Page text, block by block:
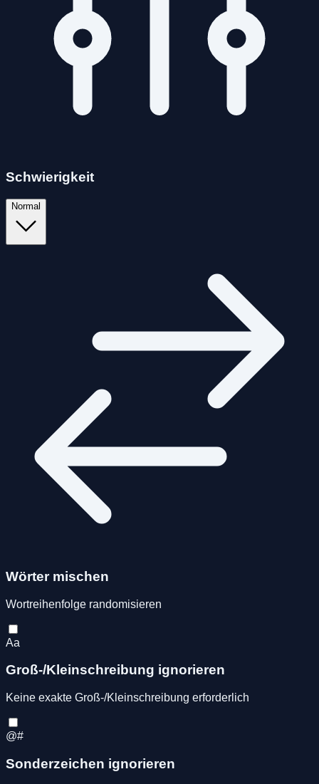
Schwierigkeit
Normal
Wörter mischen
Wortreihenfolge randomisieren
Aa
Groß-/Kleinschreibung ignorieren
Keine exakte Groß-/Kleinschreibung erforderlich
@#
Sonderzeichen ignorieren